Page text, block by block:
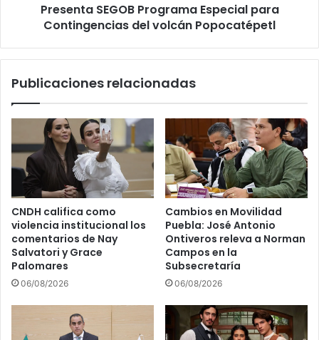
a
r
o
i
n
e
g
r
a
l
d
l
r
a
m
a
p
e
c
i
a
p
Presenta SEGOB Programa Especial para
Contingencias del volcán Popocatépetl
Publicaciones relacionadas
CNDH califica como
violencia institucional los
comentarios de Nay
Salvatori y Grace
Palomares
06/08/2026
Cambios en Movilidad
Puebla: José Antonio
Ontiveros releva a Norman
Campos en la
Subsecretaría
06/08/2026